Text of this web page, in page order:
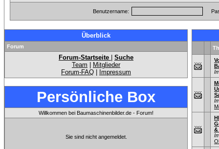
Benutzername:
Überblick
Forum
Forum-Startseite
Suche
Team
Mitglieder
Forum-FAQ
Impressum
Persönliche Box
Willkommen bei Baumaschinenbilder.de - Forum!
Sie sind nicht angemeldet.
&